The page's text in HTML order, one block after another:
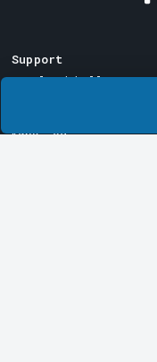
Support
Download billet
Købs- og